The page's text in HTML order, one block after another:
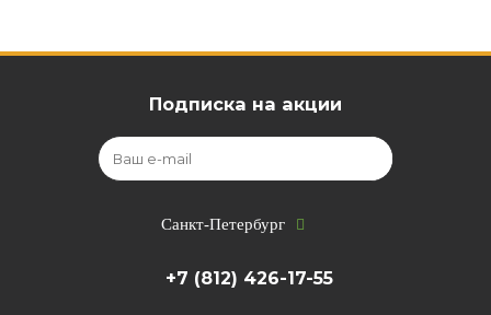
Подписка на акции
Санкт-Петербург
+7 (812) 426-17-55